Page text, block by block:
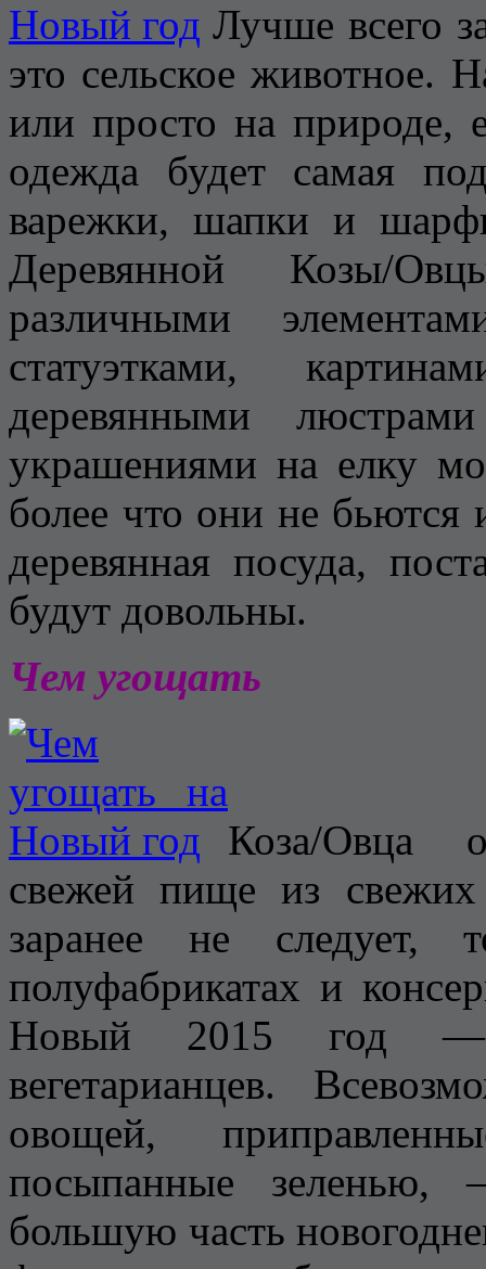
Лучше всего
это сельское животное.
или просто на природе,
одежда будет самая
варежки, шапки и
Деревянной Козы/
различными
статуэтками,
деревянными
украшениями на елку
более что они не бьются
деревянная посуда,
будут довольны.
Чем угощать
Коза/Овца
свежей пище из свежих
заранее не
полуфабрикатах и
Новый 2015 год —
вегетарианцев.
овощей,
посыпанные зеленью,
большую часть